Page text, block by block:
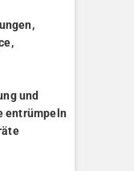
und
entrümpeln